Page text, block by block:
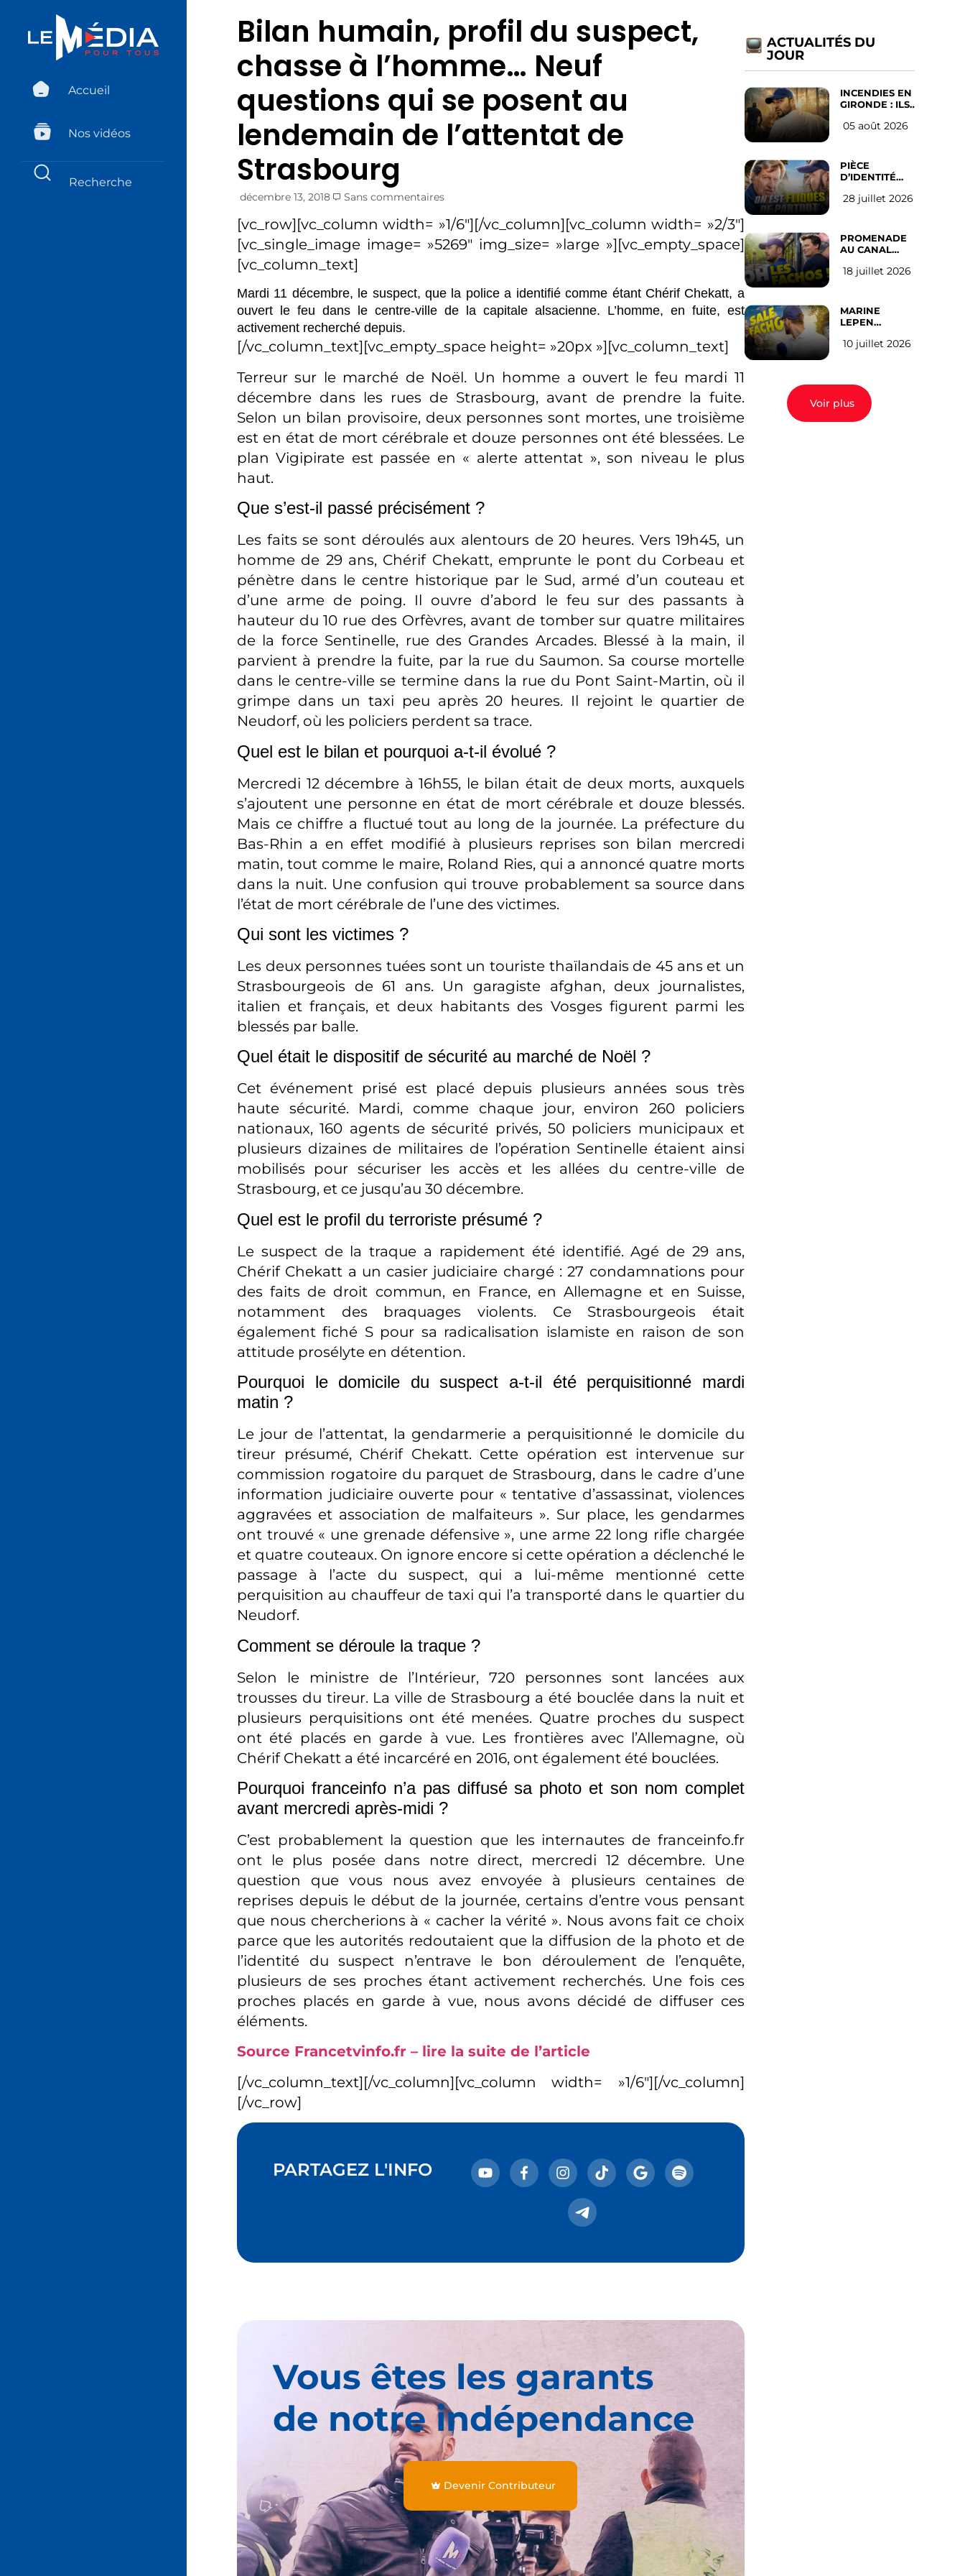
Accueil
Nos vidéos
Bilan humain, profil du suspect,
chasse à l’homme… Neuf
questions qui se posent au
lendemain de l’attentat de
Strasbourg
décembre 13, 2018 Sans commentaires
[vc_row][vc_column width= »1/6″][/vc_column][vc_column width= »2/3″]
[vc_single_image image= »5269″ img_size= »large »][vc_empty_space]
[vc_column_text]
Mardi 11 décembre, le suspect, que la police a identifié comme étant Chérif Chekatt, a
ouvert le feu dans le centre-ville de la capitale alsacienne. L’homme, en fuite, est
activement recherché depuis.
[/vc_column_text][vc_empty_space height= »20px »][vc_column_text]
Terreur sur le marché de Noël. Un homme a ouvert le feu mardi 11
décembre dans les rues de Strasbourg, avant de prendre la fuite.
Selon un bilan provisoire, deux personnes sont mortes, une troisième
est en état de mort cérébrale et douze personnes ont été blessées. Le
plan Vigipirate est passée en « alerte attentat », son niveau le plus
haut.
Que s’est-il passé précisément ?
Les faits se sont déroulés aux alentours de 20 heures. Vers 19h45, un
homme de 29 ans, Chérif Chekatt, emprunte le pont du Corbeau et
pénètre dans le centre historique par le Sud, armé d’un couteau et
d’une arme de poing. Il ouvre d’abord le feu sur des passants à
hauteur du 10 rue des Orfèvres, avant de tomber sur quatre militaires
de la force Sentinelle, rue des Grandes Arcades. Blessé à la main, il
parvient à prendre la fuite, par la rue du Saumon. Sa course mortelle
dans le centre-ville se termine dans la rue du Pont Saint-Martin, où il
grimpe dans un taxi peu après 20 heures. Il rejoint le quartier de
Neudorf, où les policiers perdent sa trace.
Quel est le bilan et pourquoi a-t-il évolué ?
Mercredi 12 décembre à 16h55, le bilan était de deux morts, auxquels
s’ajoutent une personne en état de mort cérébrale et douze blessés.
Mais ce chiffre a fluctué tout au long de la journée. La préfecture du
Bas-Rhin a en effet modifié à plusieurs reprises son bilan mercredi
matin, tout comme le maire, Roland Ries, qui a annoncé quatre morts
dans la nuit. Une confusion qui trouve probablement sa source dans
l’état de mort cérébrale de l’une des victimes.
Qui sont les victimes ?
Les deux personnes tuées sont un touriste thaïlandais de 45 ans et un
Strasbourgeois de 61 ans. Un garagiste afghan, deux journalistes,
italien et français, et deux habitants des Vosges figurent parmi les
blessés par balle.
Quel était le dispositif de sécurité au marché de Noël ?
Cet événement prisé est placé depuis plusieurs années sous très
haute sécurité. Mardi, comme chaque jour, environ 260 policiers
nationaux, 160 agents de sécurité privés, 50 policiers municipaux et
plusieurs dizaines de militaires de l’opération Sentinelle étaient ainsi
mobilisés pour sécuriser les accès et les allées du centre-ville de
Strasbourg, et ce jusqu’au 30 décembre.
Quel est le profil du terroriste présumé ?
Le suspect de la traque a rapidement été identifié. Agé de 29 ans,
Chérif Chekatt a un casier judiciaire chargé : 27 condamnations pour
des faits de droit commun, en France, en Allemagne et en Suisse,
notamment des braquages violents. Ce Strasbourgeois était
également fiché S pour sa radicalisation islamiste en raison de son
attitude prosélyte en détention.
Pourquoi le domicile du suspect a-t-il été perquisitionné mardi
matin ?
Le jour de l’attentat, la gendarmerie a perquisitionné le domicile du
tireur présumé, Chérif Chekatt. Cette opération est intervenue sur
commission rogatoire du parquet de Strasbourg, dans le cadre d’une
information judiciaire ouverte pour « tentative d’assassinat, violences
aggravées et association de malfaiteurs ». Sur place, les gendarmes
ont trouvé « une grenade défensive », une arme 22 long rifle chargée
et quatre couteaux. On ignore encore si cette opération a déclenché le
passage à l’acte du suspect, qui a lui-même mentionné cette
perquisition au chauffeur de taxi qui l’a transporté dans le quartier du
Neudorf.
Comment se déroule la traque ?
Selon le ministre de l’Intérieur, 720 personnes sont lancées aux
trousses du tireur. La ville de Strasbourg a été bouclée dans la nuit et
plusieurs perquisitions ont été menées. Quatre proches du suspect
ont été placés en garde à vue. Les frontières avec l’Allemagne, où
Chérif Chekatt a été incarcéré en 2016, ont également été bouclées.
Pourquoi franceinfo n’a pas diffusé sa photo et son nom complet
avant mercredi après-midi ?
C’est probablement la question que les internautes de franceinfo.fr
ont le plus posée dans notre direct, mercredi 12 décembre. Une
question que vous nous avez envoyée à plusieurs centaines de
reprises depuis le début de la journée, certains d’entre vous pensant
que nous chercherions à « cacher la vérité ». Nous avons fait ce choix
parce que les autorités redoutaient que la diffusion de la photo et de
l’identité du suspect n’entrave le bon déroulement de l’enquête,
plusieurs de ses proches étant activement recherchés. Une fois ces
proches placés en garde à vue, nous avons décidé de diffuser ces
éléments.
Source Francetvinfo.fr – lire la suite de l’article
[/vc_column_text][/vc_column][vc_column width= »1/6″][/vc_column]
[/vc_row]
PARTAGEZ L'INFO
Vous êtes les garants
de notre indépendance
Devenir Contributeur
ACTUALITÉS DU
JOUR
INCENDIES EN
GIRONDE : ILS
D’ABANDONNER
05 août 2026
PIÈCE
D’IDENTITÉ
SUR LES
l’avis des
Français
28 juillet 2026
PROMENADE
AU CANAL
(les gauchistes
18 juillet 2026
MARINE
LEPEN
EN 2027 : l’avis
10 juillet 2026
Voir plus